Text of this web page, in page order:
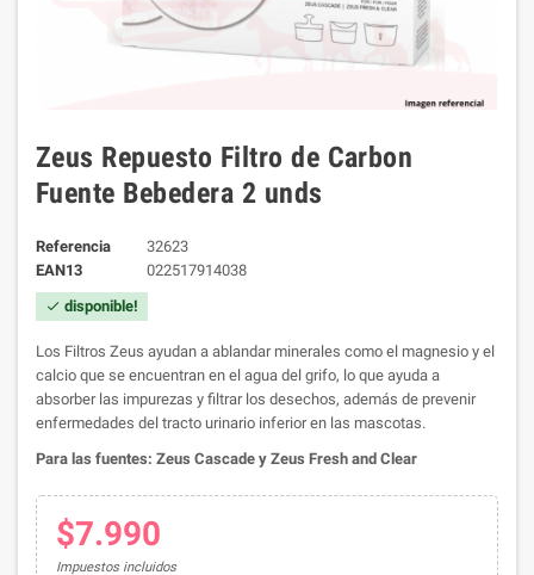
Zeus Repuesto Filtro de Carbon
Fuente Bebedera 2 unds
Referencia
32623
EAN13
022517914038
check disponible!
Los Filtros Zeus ayudan a ablandar minerales como el magnesio y el
calcio que se encuentran en el agua del grifo, lo que ayuda a
absorber las impurezas y filtrar los desechos, además de prevenir
enfermedades del tracto urinario inferior en las mascotas.
Para las fuentes: Zeus Cascade y Zeus Fresh and Clear
$7.990
Impuestos incluidos